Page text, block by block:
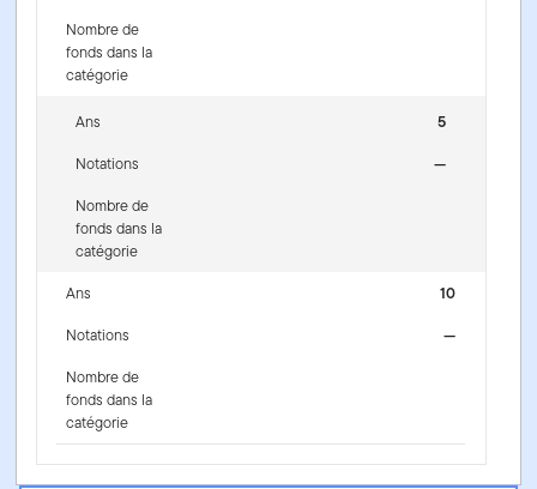
Nombre de
fonds dans la
catégorie
Ans
5
Notations
—
Nombre de
fonds dans la
catégorie
Ans
10
Notations
—
Nombre de
fonds dans la
catégorie